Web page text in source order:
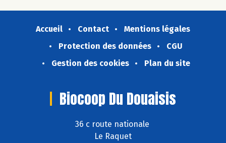
Accueil Contact
Mentions légales
Protection des données
CGU
Gestion des cookies
Plan du site
Biocoop Du Douaisis
36 c route nationale
Le Raquet